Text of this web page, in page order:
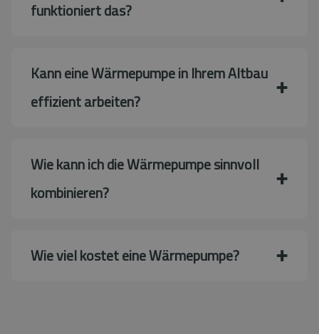
funktioniert das?
Kann eine Wärmepumpe in Ihrem Altbau
effizient arbeiten?
Wie kann ich die Wärmepumpe sinnvoll
kombinieren?
Wie viel kostet eine Wärmepumpe?